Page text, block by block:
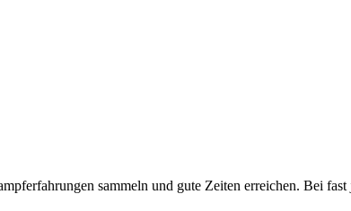
sammeln und gute Zeiten erreichen. Bei